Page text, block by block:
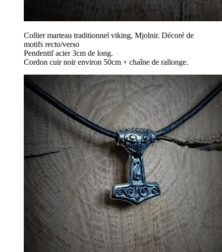
Collier marteau traditionnel viking, Mjolnir. Décoré de
motifs recto/verso
Pendentif acier 3cm de long.
Cordon cuir noir environ 50cm + chaîne de rallonge.